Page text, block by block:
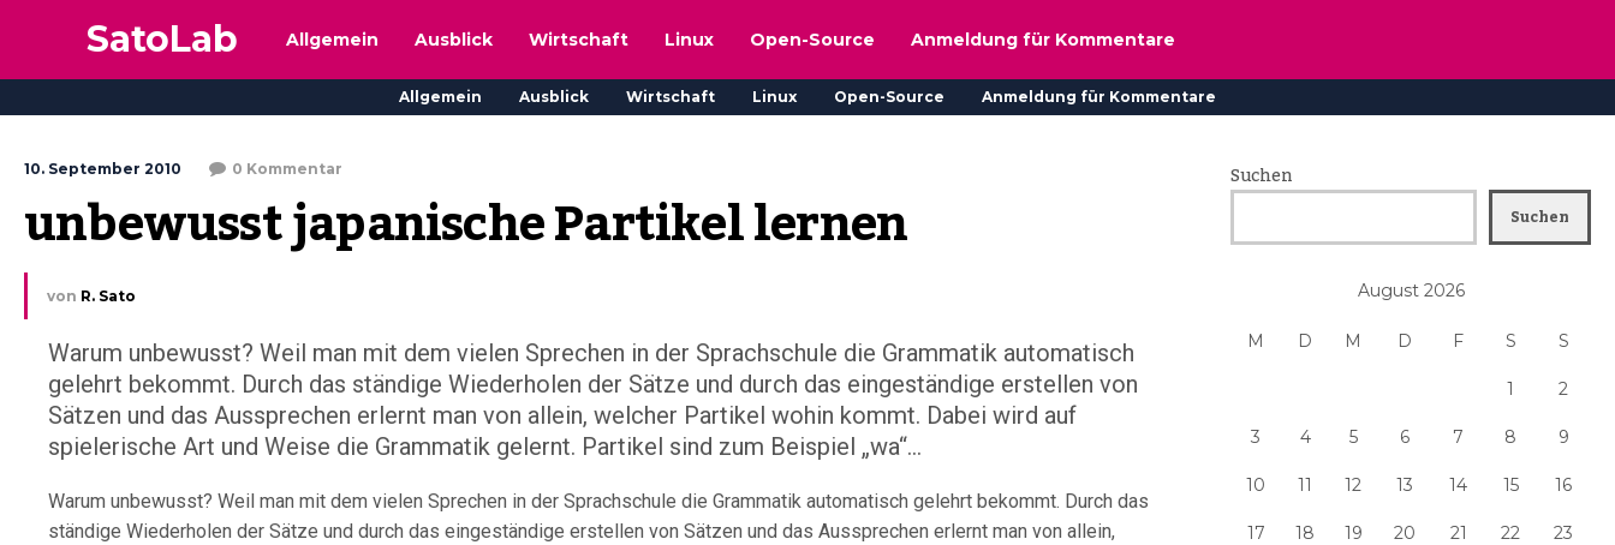
SatoLab Allgemein Ausblick Wirtschaft Linux Open-Source Anmeldung für Kommentare
Allgemein Ausblick Wirtschaft Linux Open-Source Anmeldung für Kommentare
10. September 2010 0 Kommentar
unbewusst japanische Partikel lernen
von R. Sato
Warum unbewusst? Weil man mit dem vielen Sprechen in der Sprachschule die Grammatik automatisch
gelehrt bekommt. Durch das ständige Wiederholen der Sätze und durch das eingeständige erstellen von
Sätzen und das Aussprechen erlernt man von allein, welcher Partikel wohin kommt. Dabei wird auf
spielerische Art und Weise die Grammatik gelernt. Partikel sind zum Beispiel „wa“...
Warum unbewusst? Weil man mit dem vielen Sprechen in der Sprachschule die Grammatik automatisch gelehrt bekommt. Durch das
ständige Wiederholen der Sätze und durch das eingeständige erstellen von Sätzen und das Aussprechen erlernt man von allein,
Suchen
Suchen
August 2026
M D M D F S S
1 2
3 4 5 6 7 8 9
10 11 12 13 14 15 16
17 18 19 20 21 22 23